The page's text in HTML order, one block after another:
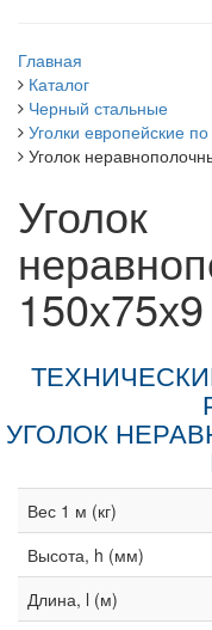
Главная
Каталог
Черный стальные
Уголки европейские
Уголок
Уголок
УГОЛОК
Вес 1 м (кг)
Высота, h (мм)
Длина, l (м)